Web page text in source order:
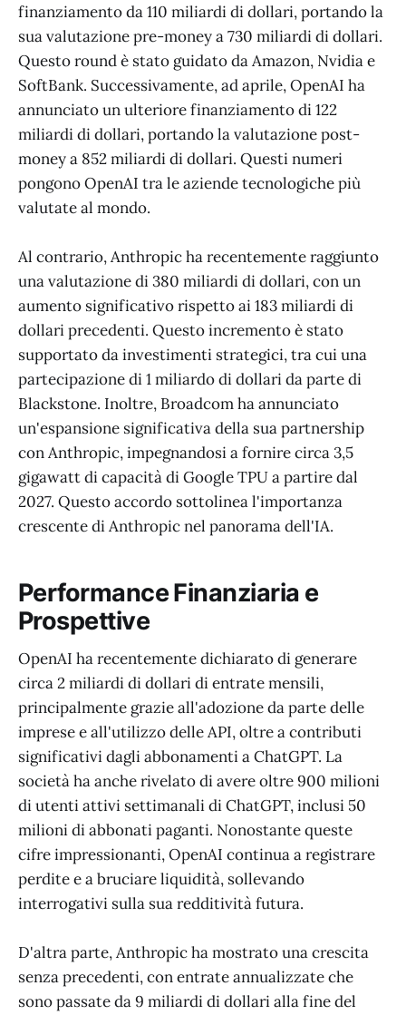
finanziamento da 110 miliardi di dollari, portando la
sua valutazione pre-money a 730 miliardi di dollari.
Questo round è stato guidato da Amazon, Nvidia e
SoftBank. Successivamente, ad aprile, OpenAI ha
annunciato un ulteriore finanziamento di 122
miliardi di dollari, portando la valutazione post-
money a 852 miliardi di dollari. Questi numeri
pongono OpenAI tra le aziende tecnologiche più
valutate al mondo.
Al contrario, Anthropic ha recentemente raggiunto
una valutazione di 380 miliardi di dollari, con un
aumento significativo rispetto ai 183 miliardi di
dollari precedenti. Questo incremento è stato
supportato da investimenti strategici, tra cui una
partecipazione di 1 miliardo di dollari da parte di
Blackstone. Inoltre, Broadcom ha annunciato
un'espansione significativa della sua partnership
con Anthropic, impegnandosi a fornire circa 3,5
gigawatt di capacità di Google TPU a partire dal
2027. Questo accordo sottolinea l'importanza
crescente di Anthropic nel panorama dell'IA.
Performance Finanziaria e
Prospettive
OpenAI ha recentemente dichiarato di generare
circa 2 miliardi di dollari di entrate mensili,
principalmente grazie all'adozione da parte delle
imprese e all'utilizzo delle API, oltre a contributi
significativi dagli abbonamenti a ChatGPT. La
società ha anche rivelato di avere oltre 900 milioni
di utenti attivi settimanali di ChatGPT, inclusi 50
milioni di abbonati paganti. Nonostante queste
cifre impressionanti, OpenAI continua a registrare
perdite e a bruciare liquidità, sollevando
interrogativi sulla sua redditività futura.
D'altra parte, Anthropic ha mostrato una crescita
senza precedenti, con entrate annualizzate che
sono passate da 9 miliardi di dollari alla fine del